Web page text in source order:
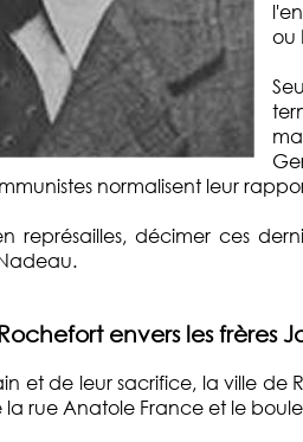
ou
normalisent leur
représailles, décimer ces
envers les frères
et de leur sacrifice, la ville
la rue Anatole France et le